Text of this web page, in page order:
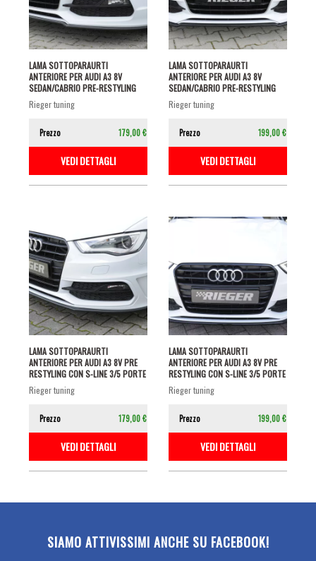
LAMA SOTTOPARAURTI
ANTERIORE PER AUDI A3 8V
SEDAN/CABRIO PRE-RESTYLING
CON S-LINE NERO...
rieger tuning
Prezzo 179,00 €
VEDI DETTAGLI
LAMA SOTTOPARAURTI
ANTERIORE PER AUDI A3 8V
SEDAN/CABRIO PRE-RESTYLING
CON S-LINE NERO...
rieger tuning
Prezzo 199,00 €
VEDI DETTAGLI
LAMA SOTTOPARAURTI
ANTERIORE PER AUDI A3 8V PRE
RESTYLING CON S-LINE 3/5 PORTE
NERO...
rieger tuning
Prezzo 179,00 €
VEDI DETTAGLI
LAMA SOTTOPARAURTI
ANTERIORE PER AUDI A3 8V PRE
RESTYLING CON S-LINE 3/5 PORTE
NERO...
rieger tuning
Prezzo 199,00 €
VEDI DETTAGLI
SIAMO ATTIVISSIMI ANCHE SU FACEBOOK!